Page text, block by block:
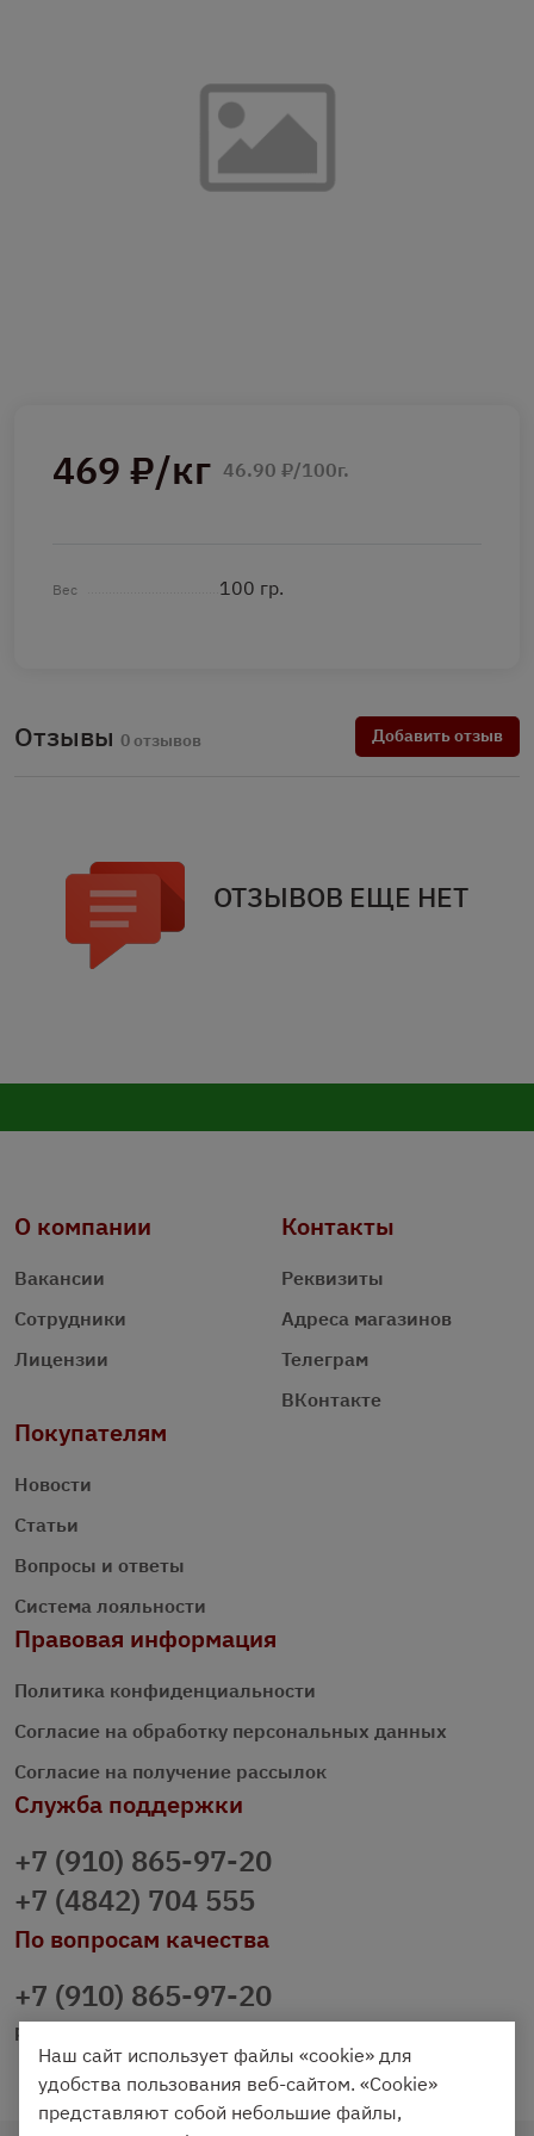
469 ₽/кг 46.90 ₽/100г.
Вес 100 гр.
Отзывы 0 отзывов Добавить отзыв
ОТЗЫВОВ ЕЩЕ НЕТ
О компании
Вакансии
Сотрудники
Лицензии
Контакты
Реквизиты
Адреса магазинов
Телеграм
ВКонтакте
Покупателям
Новости
Статьи
Вопросы и ответы
Система лояльности
Правовая информация
Политика конфиденциальности
Согласие на обработку персональных данных
Согласие на получение рассылок
Служба поддержки
+7 (910) 865-97-20
+7 (4842) 704 555
По вопросам качества
+7 (910) 865-97-20
prazdnichniy40@palmi.ru
Наш сайт использует файлы «cookie» для
удобства пользования веб-сайтом. «Cookie»
представляют собой небольшие файлы,